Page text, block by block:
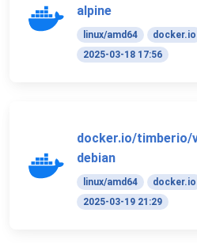
alpine
linux/amd64 docker.io
2025-03-18 17:56
docker.io/timberio/
debian
linux/amd64 docker.io
2025-03-19 21:29